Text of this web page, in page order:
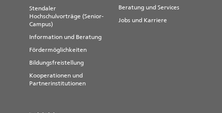
Stendaler
Hochschulvorträge (Senior-
Campus)
Information und Beratung
Fördermöglichkeiten
Bildungsfreistellung
Kooperationen und
Partnerinstitutionen
Beratung und Services
Jobs und Karriere